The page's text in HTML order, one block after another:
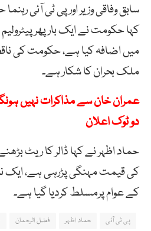
سابق وفاقی وزیر اور پی ٹی آئی
کہا حکومت نے ایک بار پھر
میں اضافہ کیا ہے، حکومت کی
ملک بحران کا شکار ہے۔
عمران خان سے مذاکرات نہیں
دو ٹوک اعلان
حماد اظہر نے کہا ڈالر کا ریٹ
کی قیمت مہنگی پڑرہی ہے، ایک
کے عوام پرمسلط کردیا گیا ہے۔
پی ٹی آئی حماد اظہر فضل الرحمان